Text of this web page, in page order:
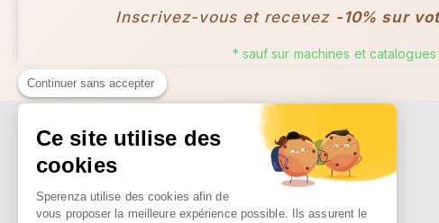
Inscrivez-vous et recevez -10% sur
* sauf sur machines et catalogues
Continuer sans accepter
Ce site utilise des
cookies
Sperenza utilise des cookies afin de
vous proposer la meilleure expérience possible. Ils assurent le